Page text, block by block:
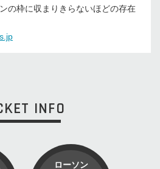
の枠に収まりきらないほどの存在
INFO
ローソン